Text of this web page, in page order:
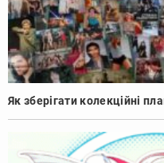
Як зберігати колекційні